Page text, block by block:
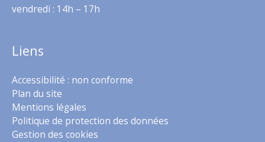
vendredi : 14h – 17h
Liens
Accessibilité : non conforme
Plan du site
Mentions légales
Politique de protection des données
Gestion des cookies